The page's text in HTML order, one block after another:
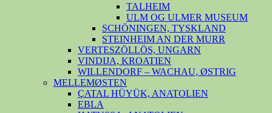
TALHEIM
ULM OG ULMER MUSEUM
SCHÖNINGEN, TYSKLAND
STEINHEIM AN DER MURR
VERTESZÖLLÖS, UNGARN
VINDIJA, KROATIEN
WILLENDORF – WACHAU, ØSTRIG
MELLEMØSTEN
ÇATAL HÜYÜK, ANATOLIEN
EBLA